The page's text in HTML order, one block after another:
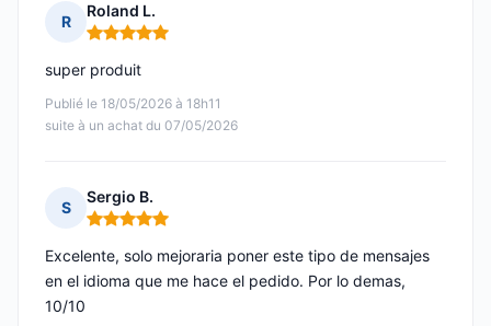
R
Roland L.
Note : 5 sur 5
Publié le 18/05/2026 à 18h11
suite à un achat du 07/05/2026
super produit
S
Sergio B.
Note : 5 sur 5
Excelente, solo mejoraria poner este tipo de mensajes
en el idioma que me hace el pedido. Por lo demas,
10/10